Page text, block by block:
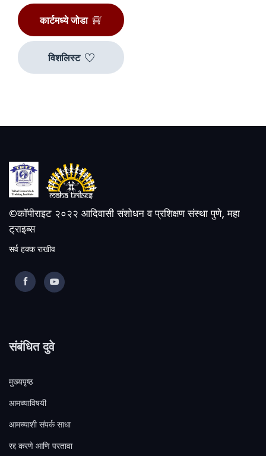
कार्टमध्ये जोडा
विशलिस्ट
©कॉपीराइट २०२२ आदिवासी संशोधन व प्रशिक्षण संस्था पुणे, महा
ट्राइब्स
सर्व हक्क राखीव
संबंधित दुवे
मुख्यपृष्ठ
आमच्याविषयी
आमच्याशी संपर्क साधा
रद्द करणे आणि परतावा